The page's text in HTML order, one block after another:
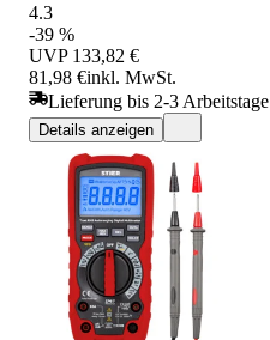
4.3
-39 %
UVP 133,82 €
81,98 €inkl. MwSt.
Lieferung bis 2-3 Arbeitstage
Details anzeigen